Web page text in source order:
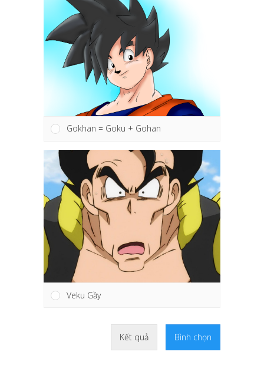
Gokhan = Goku + Gohan
Veku Gầy
Kết quả Bình chọn